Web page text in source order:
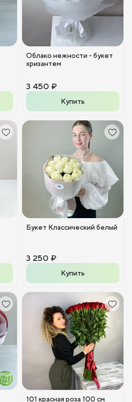
Облако нежности - букет
хризантем
3 450 ₽
Купить
Букет Классический белый
3 250 ₽
Купить
101 красная роза 100 см